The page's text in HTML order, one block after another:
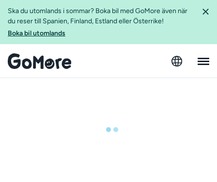
Ska du utomlands i sommar? Boka bil med GoMore även när
du reser till Spanien, Finland, Estland eller Österrike!
Boka bil utomlands